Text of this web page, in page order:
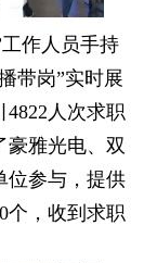
作人员手持
带岗”实时展
人次求职
豪雅光电、双
位参与，提供
个，收到求职